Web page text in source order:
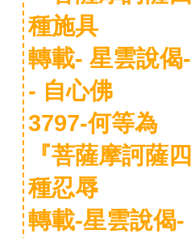
種施具
轉載- 星雲說偈-
- 自心佛
3797-何等為
『菩薩摩訶薩四
種忍辱
轉載-星雲說偈-